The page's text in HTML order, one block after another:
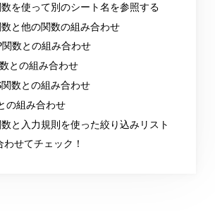
を使って別のシート名を参照する
と他の関数の組み合わせ
数との組み合わせ
との組み合わせ
数との組み合わせ
の組み合わせ
と入力規則を使った絞り込みリスト
せてチェック！